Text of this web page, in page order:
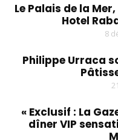
Le Palais de la
Hotel
8
Philippe Urraca
« Exclusif : La
dîner VIP